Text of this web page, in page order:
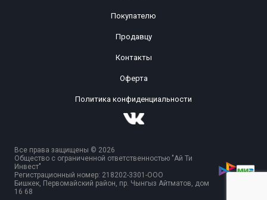
Покупателю
Продавцу
Контакты
Оферта
Политика конфиденциальности
Все права защищены © 2026
Общество с ограниченной ответственностью "Ай Ти
Инвест"
Регистрационный номер: 218202-3301-ООО
Бишкек, Первомайский район, пр. Чынгыз Айтматов, дом
16 68